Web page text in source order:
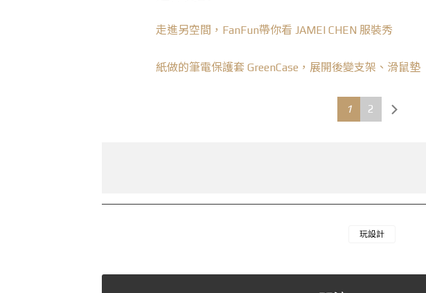
走進另空間，FanFun帶你看 JAMEI CHEN 服裝秀
紙做的筆電保護套 GreenCase，展開後變支架、滑鼠墊
1 2
玩設計